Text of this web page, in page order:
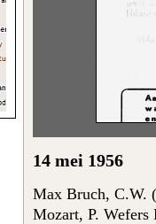
14 mei 1956
Max Bruch, C.W.
Mozart, P. Wefers